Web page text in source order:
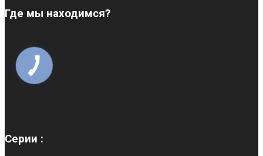
Где мы находимся?
Серии :